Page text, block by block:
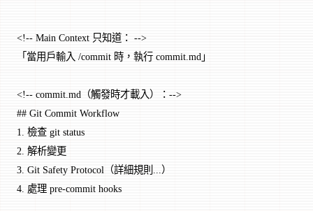
<!-- Main Context 只知道： -->
「當用戶輸入 /commit 時，執行 commit.md」
<!-- commit.md（觸發時才載入）：-->
## Git Commit Workflow
1.
檢查 git status
2. 解析變更
3. Git Safety Protocol（詳細規則...）
4. 處理 pre-commit hooks